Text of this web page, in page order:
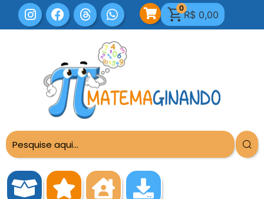
0
R$ 0,00